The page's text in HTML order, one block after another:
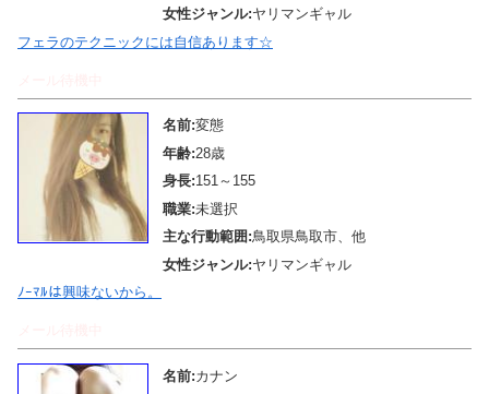
女性ジャンル:ヤリマンギャル
フェラのテクニックには自信あります☆
名前:変態
年齢:28歳
身長:151～155
職業:未選択
主な行動範囲:鳥取県鳥取市、他
女性ジャンル:ヤリマンギャル
ﾉｰﾏﾙは興味ないから。
名前:カナン